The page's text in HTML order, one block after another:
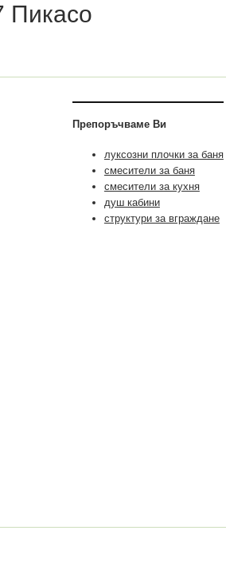
Пикасо
Препоръчваме Ви
луксозни плочки за баня
смесители за баня
смесители за кухня
душ кабини
структури за вграждане